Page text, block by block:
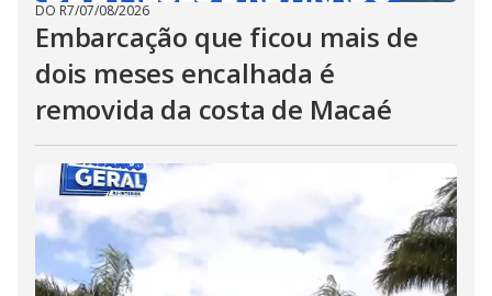
DO R7/07/08/2026
Embarcação que ficou mais de
dois meses encalhada é
removida da costa de Macaé